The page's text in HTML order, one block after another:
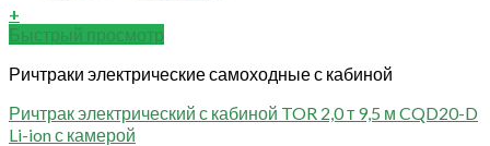
+
Быстрый просмотр
Ричтраки электрические самоходные с кабиной
Ричтрак электрический с кабиной TOR 2,0 т 9,5 м CQD20-D
Li-ion с камерой